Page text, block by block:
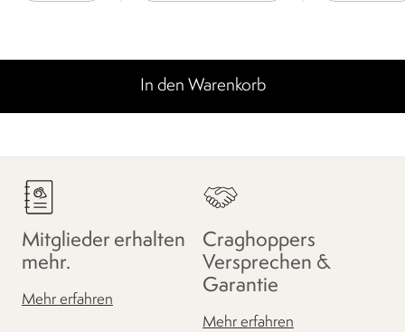
In den Warenkorb
Mitglieder erhalten
mehr.
Mehr erfahren
Craghoppers
Versprechen &
Garantie
Mehr erfahren